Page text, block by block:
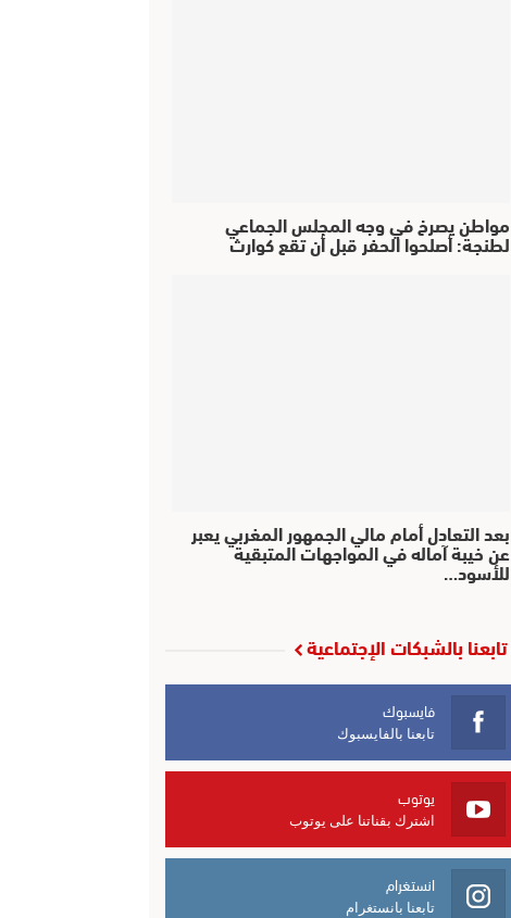
مواطن يصرخ في وجه المجلس الجماعي
لطنجة: أصلحوا الحفر قبل أن تقع كوارث
بعد التعادل أمام مالي الجمهور المغربي يعبر
عن خيبة آماله في المواجهات المتبقية
للأسود…
تابعنا بالشبكات الإجتماعية
فايسبوك
تابعنا بالفايسبوك
يوتوب
اشترك بقناتنا على يوتوب
انستغرام
تابعنا بانستغرام